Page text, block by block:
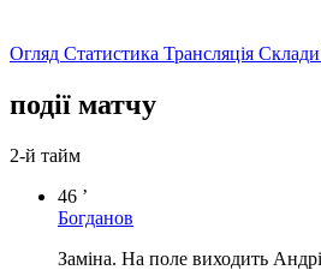
Огляд Статистика Трансляція Склади
події матчу
2-й тайм
46 ’
Богданов
Заміна. На поле виходить